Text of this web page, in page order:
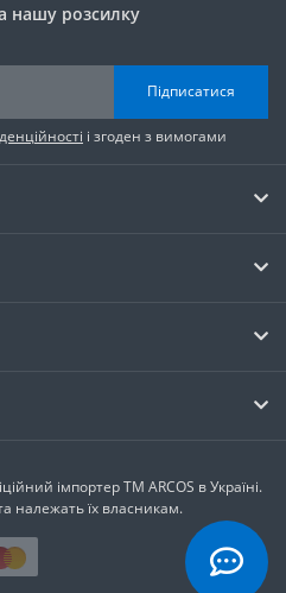
нашу розсилку
Підписатися
і згоден з вимогами
iмпортер ТМ ARCOS в Україні.
належать їх власникам.